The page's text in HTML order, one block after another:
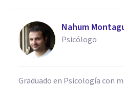
Nahum
Psicólogo
Graduado en Psicología con